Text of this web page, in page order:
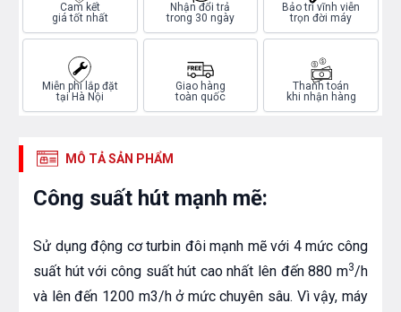
Cam kết
giá tốt nhất
Nhận đổi trả
trong 30 ngày
Bảo trì vĩnh viễn
trọn đời máy
Miễn phí lắp đặt
tại Hà Nội
Giao hàng
toàn quốc
Thanh toán
khi nhận hàng
MÔ TẢ SẢN PHẨM
Công suất hút mạnh mẽ:
Sử dụng động cơ turbin đôi mạnh mẽ với 4 mức công
suất hút với công suất hút cao nhất lên đến 880 m3/h
và lên đến 1200 m3/h ở mức chuyên sâu. Vì vậy, máy